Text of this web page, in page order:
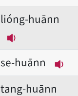
播
lióng-huānn
播放音讀
se-huānn
播
tang-huānn